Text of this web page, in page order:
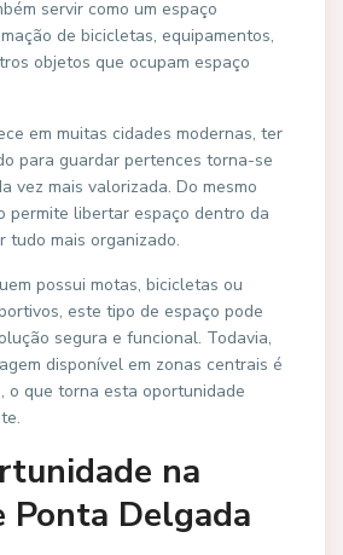
servir como um espaço
de bicicletas, equipamentos,
objetos que ocupam espaço
em muitas cidades modernas, ter
para guardar pertences torna-se
vez mais valorizada. Do mesmo
permite libertar espaço dentro da
tudo mais organizado.
possui motas, bicicletas ou
este tipo de espaço pode
segura e funcional. Todavia,
disponível em zonas centrais é
o que torna esta oportunidade
na
Ponta Delgada